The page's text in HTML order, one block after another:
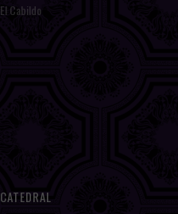
El Cabildo
CATEDRAL